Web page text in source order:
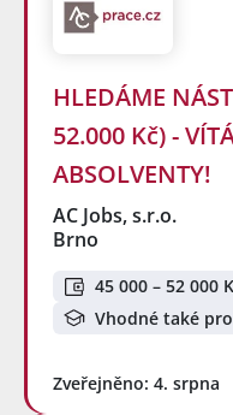
HLEDÁME
52.000 Kč) -
ABSOLVENTY!
AC Jobs, s.r.o.
Brno
45 000 – 52 000
Vhodné také
Zveřejněno: 4. srpna